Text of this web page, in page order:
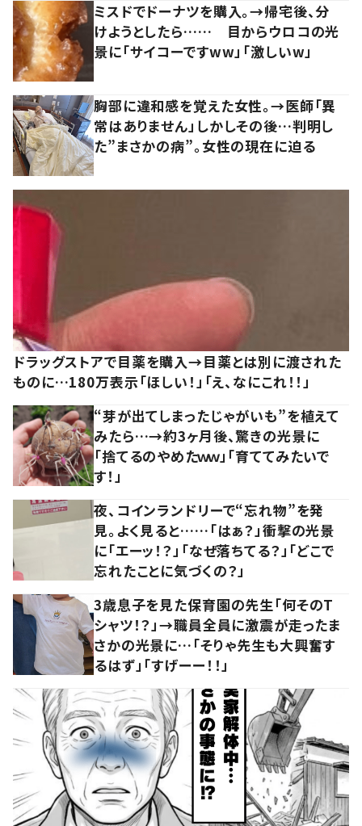
ミスドでドーナツを購入。→帰宅後、分
けようとしたら…… 目からウロコの光
景に「サイコーですww」「激しいw」
胸部に違和感を覚えた女性。→医師「異
常はありません」しかしその後…判明し
た”まさかの病”。女性の現在に迫る
ドラッグストアで目薬を購入→目薬とは別に渡された
ものに…180万表示「ほしい！」「え、なにこれ！！」
“芽が出てしまったじゃがいも”を植えて
みたら…→約3ヶ月後、驚きの光景に
「捨てるのやめたｗｗ」「育ててみたいで
す！」
夜、コインランドリーで“忘れ物”を発
見。よく見ると……「はぁ？」衝撃の光景
に「エーッ！？」「なぜ落ちてる？」「どこで
忘れたことに気づくの？」
3歳息子を見た保育園の先生「何そのT
シャツ！？」→職員全員に激震が走ったま
さかの光景に…「そりゃ先生も大興奮す
るはず」「すげーー！！」